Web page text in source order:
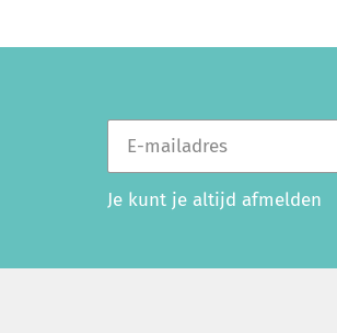
Je kunt je altijd afmelden